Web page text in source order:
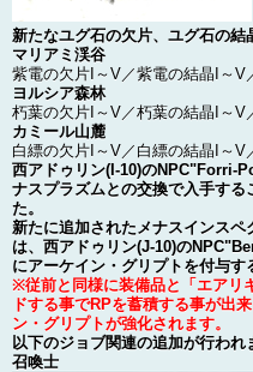
新たなユグ石の欠片、ユグ石の結
マリアミ渓谷
紫電の欠片I～V／紫電の結晶I～V
ヨルシア森林
朽葉の欠片I～V／朽葉の結晶I～V
カミール山麓
白縹の欠片I～V／白縹の結晶I～V
西アドゥリン(I-10)のNPC"Forri-
ナスプラズムとの交換で入手す
た。
新たに追加されたメナスインス
は、西アドゥリン(J-10)の
にアーケイン・グリプトを付与す
※従前と同様に装備品と「エア
ドする事でRPを蓄積する事が出
ン・グリプトが強化されます。
以下のジョブ関連の追加が行われ
召喚士